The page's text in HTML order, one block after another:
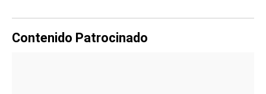
Contenido Patrocinado